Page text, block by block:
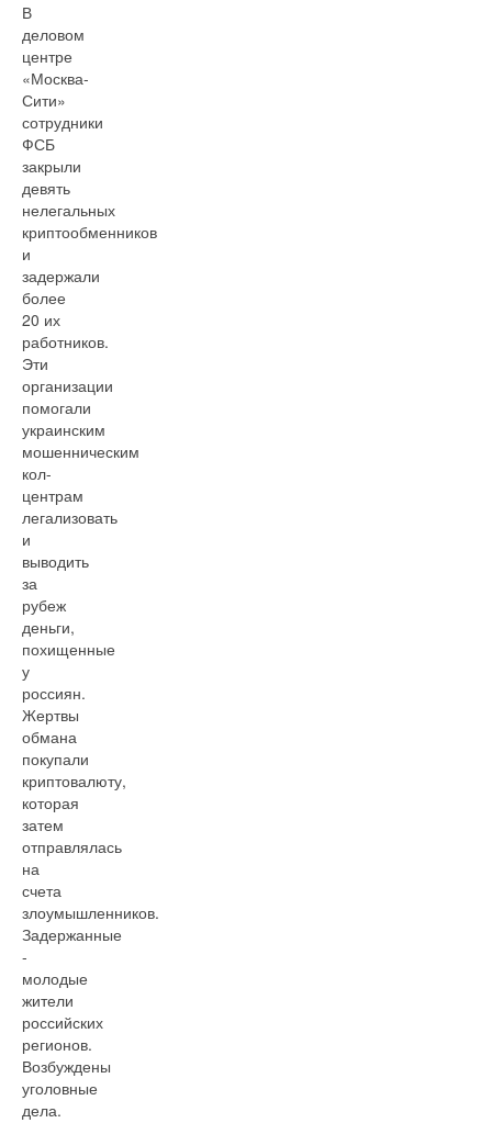
В
деловом
центре
«Москва-
Сити»
сотрудники
ФСБ
закрыли
девять
нелегальных
криптообменников
и
задержали
более
20 их
работников.
Эти
организации
помогали
украинским
мошенническим
кол-
центрам
легализовать
и
выводить
за
рубеж
деньги,
похищенные
у
россиян.
Жертвы
обмана
покупали
криптовалюту,
которая
затем
отправлялась
на
счета
злоумышленников.
Задержанные
-
молодые
жители
российских
регионов.
Возбуждены
уголовные
дела.